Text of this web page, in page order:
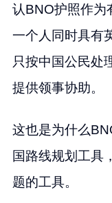
认BNO护照作为
一个人同时具有
只按中国公民处
提供领事协助。
这也是为什么
国路线规划工具
题的工具。